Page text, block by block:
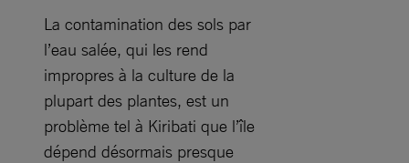
La contamination des sols par
l’eau salée, qui les rend
impropres à la culture de la
plupart des plantes, est un
problème tel à Kiribati que l’île
dépend désormais presque